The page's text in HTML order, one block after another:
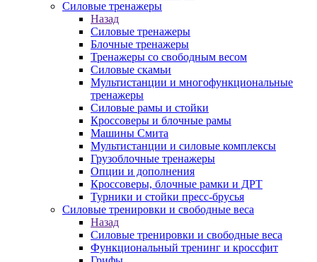
Силовые тренажеры
Назад
Силовые тренажеры
Блочные тренажеры
Тренажеры со свободным весом
Силовые скамьи
Мультистанции и многофункциональные
тренажеры
Силовые рамы и стойки
Кроссоверы и блочные рамы
Машины Смита
Мультистанции и силовые комплексы
Грузоблочные тренажеры
Опции и дополнения
Кроссоверы, блочные рамки и ДРТ
Турники и стойки пресс-брусья
Силовые тренировки и свободные веса
Назад
Силовые тренировки и свободные веса
Функциональный тренинг и кроссфит